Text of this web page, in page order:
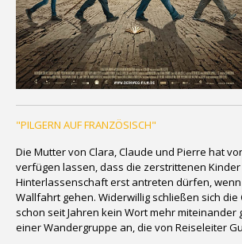
"PILGERN AUF FRANZÖSISCH"
Die Mutter von Clara, Claude und Pierre hat
verfügen lassen, dass die zerstrittenen
Hinterlassenschaft erst antreten dürfen,
Wallfahrt gehen. Widerwillig schließen sich die
schon seit Jahren kein Wort mehr miteinander
einer Wandergruppe an, die von Reiseleiter